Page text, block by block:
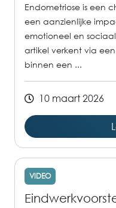
Endometriose is een
een aanzienlijke
emotioneel en
artikel verkent via
binnen een ...
10 maart 2026
VIDEO